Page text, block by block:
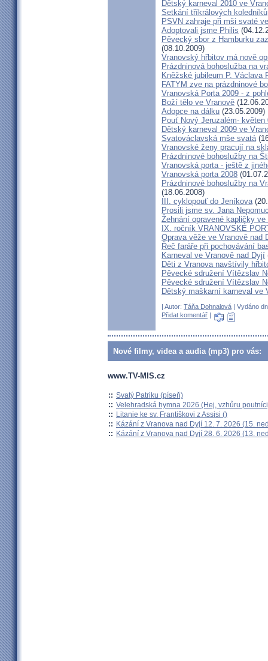
Dětský karneval 2010 ve
Setkání tříkrálových koledníků
PSVN zahraje při mši svaté
Adoptovali jsme Philis
Pěvecký sbor z Hamburku
(08.10.2009)
Vranovský hřbitov má nově
Prázdninová bohoslužba na
Kněžské jubileum P. Václava
FATYM zve na prázdninové
Vranovská Porta 2009 - z
Boží tělo ve Vranově
Adopce na dálku (23.05.2009)
Pouť Nový Jeruzalém- květen
Dětský karneval 2009 ve
Svatováclavská mše svatá
Vranovské ženy pracují na
Prázdninové bohoslužby na
Vranovská porta - ještě z
Vranovská porta 2008
Prázdninové bohoslužby na
(18.06.2008)
III. cyklopouť do Jeníkova
Prosili jsme sv. Jana
Žehnání opravené kapličky
IX. ročník VRANOVSKÉ
Oprava věže ve Vranově nad
Řeč faráře při pochovávání
Karneval ve Vranově nad Dyjí
Děti z Vranova navštívily
Pěvecké sdružení Vítězslav
Pěvecké sdružení Vítězslav
Dětský maškarní karneval ve
| Autor: Táňa Dohnalová | Vydáno
Přidat komentář |
Nové filmy, videa a audia (mp3) pro vás:
www.TV-MIS.cz
:: Svatý Patriku (píseň)
:: Velehradská hymna 2026 (Hej, vzhůru
:: Litanie ke sv. Františkovi z Assisi ()
:: Kázání z Vranova nad Dyjí 12. 7. 2026 (15.
:: Kázání z Vranova nad Dyjí 28. 6. 2026 (13.